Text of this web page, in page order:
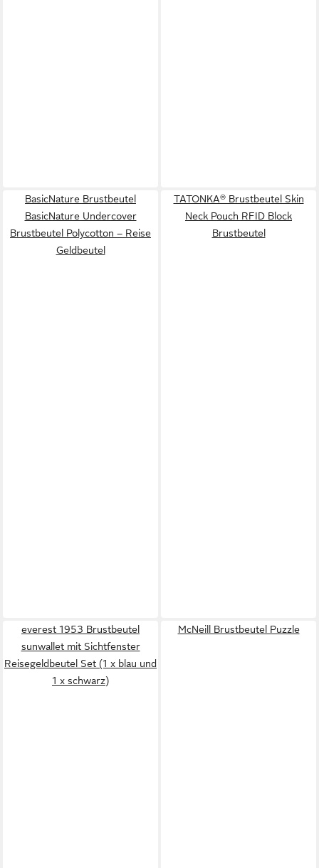
BasicNature Brustbeutel
BasicNature Undercover
Brustbeutel Polycotton – Reise
Geldbeutel
TATONKA® Brustbeutel Skin
Neck Pouch RFID Block
Brustbeutel
everest 1953 Brustbeutel
sunwallet mit Sichtfenster
Reisegeldbeutel Set (1 x blau und
1 x schwarz)
McNeill Brustbeutel Puzzle